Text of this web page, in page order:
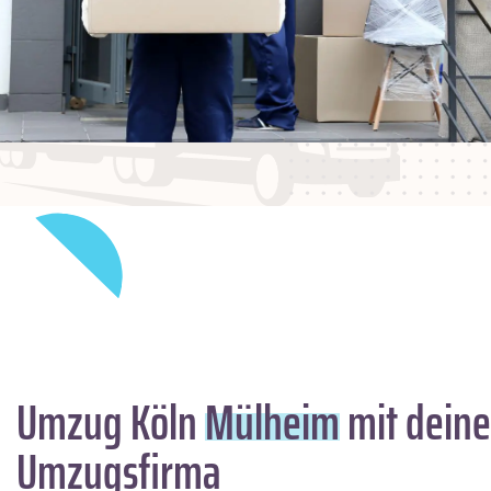
Umzug KölnMülheimmit
Umzugsfirma